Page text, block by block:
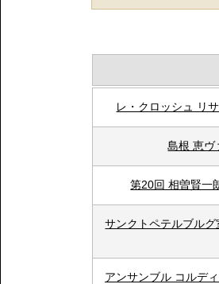
レ・クロッシュ リ
島根 恵ヴ
第20回 相曽賢一
サンクトペテルブル
アンサンブル コルデ